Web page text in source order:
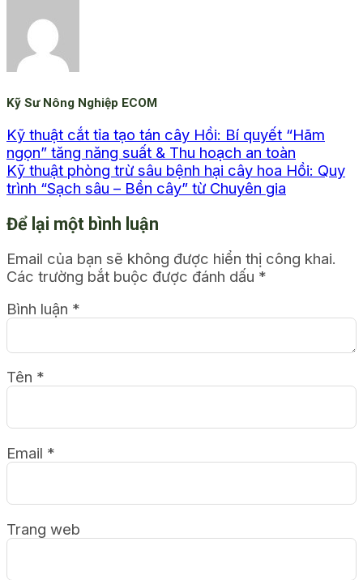
Kỹ Sư Nông Nghiệp ECOM
Kỹ thuật cắt tỉa tạo tán cây Hồi: Bí quyết “Hãm
ngọn” tăng năng suất & Thu hoạch an toàn
Kỹ thuật phòng trừ sâu bệnh hại cây hoa Hồi: Quy
trình “Sạch sâu – Bền cây” từ Chuyên gia
Để lại một bình luận
Email của bạn sẽ không được hiển thị công khai.
Các trường bắt buộc được đánh dấu *
Bình luận *
Tên *
Email *
Trang web